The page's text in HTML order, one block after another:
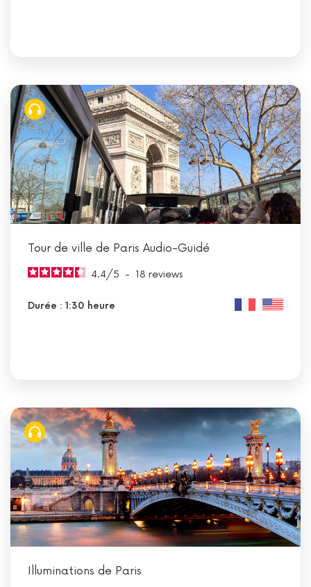
Tour de ville de Paris Audio-Guidé
4.4/5 - 18 reviews
Durée : 1:30 heure
Illuminations de Paris